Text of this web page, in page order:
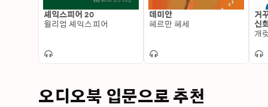
셰익스피어 20
윌리엄 셰익스피어
데미안
헤르만 헤세
거
신
으
개
오디오북 입문으로 추천